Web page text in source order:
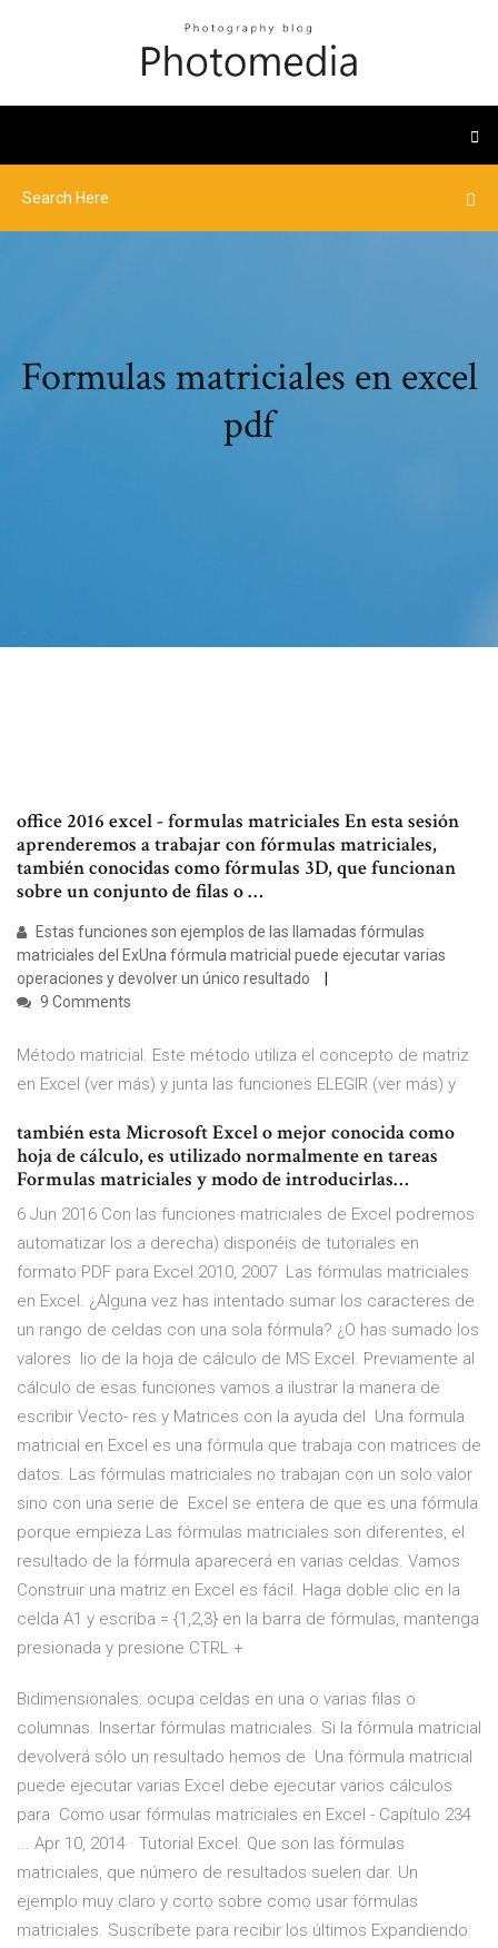
Formulas matriciales en excel
pdf
office 2016 excel - formulas matriciales En esta sesión
aprenderemos a trabajar con fórmulas matriciales,
también conocidas como fórmulas 3D, que funcionan
sobre un conjunto de filas o …
Estas funciones son ejemplos de las llamadas fórmulas
matriciales del ExUna fórmula matricial puede ejecutar varias
operaciones y devolver un único resultado
9 Comments
Método matricial. Este método utiliza el concepto de matriz
en Excel (ver más) y junta las funciones ELEGIR (ver más) y
también esta Microsoft Excel o mejor conocida como
hoja de cálculo, es utilizado normalmente en tareas
Formulas matriciales y modo de introducirlas…
6 Jun 2016 Con las funciones matriciales de Excel podremos
automatizar los a derecha) disponéis de tutoriales en
formato PDF para Excel 2010, 2007 Las fórmulas matriciales
en Excel. ¿Alguna vez has intentado sumar los caracteres de
un rango de celdas con una sola fórmula? ¿O has sumado los
valores lio de la hoja de cálculo de MS Excel. Previamente al
cálculo de esas funciones vamos a ilustrar la manera de
escribir Vecto- res y Matrices con la ayuda del Una formula
matricial en Excel es una fórmula que trabaja con matrices de
datos. Las fórmulas matriciales no trabajan con un solo valor
sino con una serie de Excel se entera de que es una fórmula
porque empieza Las fórmulas matriciales son diferentes, el
resultado de la fórmula aparecerá en varias celdas. Vamos
Construir una matriz en Excel es fácil. Haga doble clic en la
celda A1 y escriba = {1,2,3} en la barra de fórmulas, mantenga
presionada y presione CTRL +
Bidimensionales: ocupa celdas en una o varias filas o
columnas. Insertar fórmulas matriciales. Si la fórmula matricial
devolverá sólo un resultado hemos de Una fórmula matricial
puede ejecutar varias Excel debe ejecutar varios cálculos
para Como usar fórmulas matriciales en Excel - Capítulo 234
... Apr 10, 2014 · Tutorial Excel. Que son las fórmulas
matriciales, que número de resultados suelen dar. Un
ejemplo muy claro y corto sobre como usar fórmulas
matriciales. Suscríbete para recibir los últimos Expandiendo